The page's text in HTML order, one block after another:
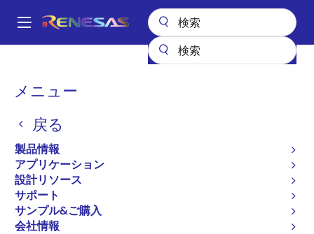
ン
Main
メニュー
戻る
製品情報
アプリケーション
設計リソース
サポート
サンプル&ご購入
会社情報
パ
く
ず
ハプティックドライバ DA7280
DA7280
アクティブ
次世代ヒューマンマシンインタフェー
スのための低消費電力・高精細ハプテ
ィックドライバ